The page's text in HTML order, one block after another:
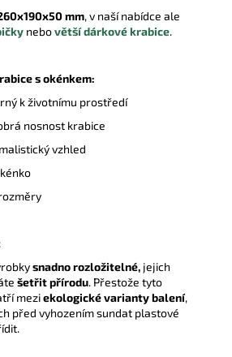
mm, v naší nabídce ale
nebovětší dárkové krabice.
s okénkem:
k životnímu prostředí
nosnost krabice
vzhled
snadno rozložitelné, jejich
šetřit přírodu. Přestože tyto
meziekologické varianty balení,
před vyhozením sundat plastové